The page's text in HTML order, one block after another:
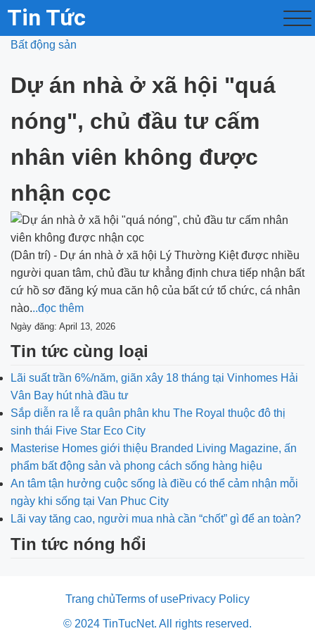
Tin Tức
Bất động sản
Dự án nhà ở xã hội "quá
nóng", chủ đầu tư cấm
nhân viên không được
nhận cọc
(Dân trí) - Dự án nhà ở xã hội Lý Thường Kiệt được nhiều
người quan tâm, chủ đầu tư khẳng định chưa tiếp nhận bất
cứ hồ sơ đăng ký mua căn hộ của bất cứ tổ chức, cá nhân
nào...đọc thêm
Ngày đăng: April 13, 2026
Tin tức cùng loại
Lãi suất trần 6%/năm, giãn xây 18 tháng tại Vinhomes Hải
Vân Bay hút nhà đầu tư
Sắp diễn ra lễ ra quân phân khu The Royal thuộc đô thị
sinh thái Five Star Eco City
Masterise Homes giới thiệu Branded Living Magazine, ấn
phẩm bất động sản và phong cách sống hàng hiệu
An tâm tận hưởng cuộc sống là điều có thể cảm nhận mỗi
ngày khi sống tại Van Phuc City
Lãi vay tăng cao, người mua nhà cần “chốt” gì để an toàn?
Tin tức nóng hổi
Trang chủTerms of usePrivacy Policy
© 2024 TinTucNet. All rights reserved.